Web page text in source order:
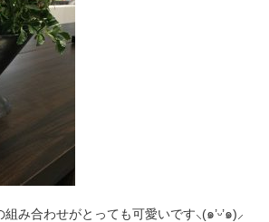
組み合わせがとっても可愛いです⸜(๑’ᵕ’๑)⸝